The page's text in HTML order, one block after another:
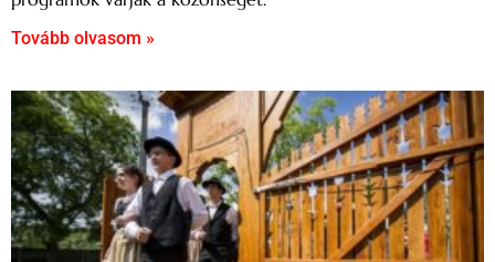
Tovább olvasom »